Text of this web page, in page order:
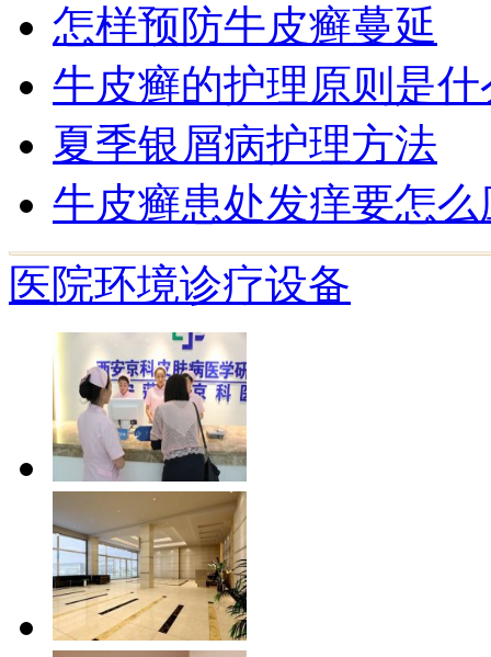
怎样预防牛皮癣蔓延
牛皮癣的护理原则是什
夏季银屑病护理方法
牛皮癣患处发痒要怎么
医院环境诊疗设备